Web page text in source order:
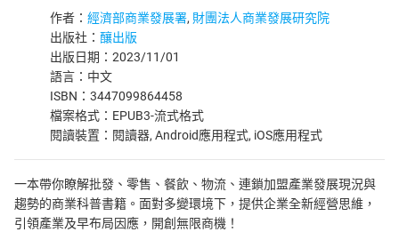
作者： 經濟部商業發展署, 財團法人商業發展研究院
出版社： 釀出版
出版日期：2023/11/01
語言：中文
ISBN：3447099864458
檔案格式：EPUB3-流式格式
閱讀裝置：閱讀器, Android應用程式, iOS應用程式
一本帶你瞭解批發、零售、餐飲、物流、連鎖加盟產業發展現況與
趨勢的商業科普書籍。面對多變環境下，提供企業全新經營思維，
引領產業及早布局因應，開創無限商機！